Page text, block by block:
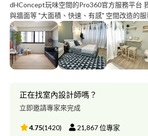
dHConcept玩味空間的Pro360官方服務平台 我們致力於提供地面
與牆面等 "大面積、快速、有感" 空間改造的
商品雙北最快3小時到貨） 讓空間改造從此變得輕鬆有趣 ⬇️ 請點選
開始您的改造旅程 ⬇️
正在找室內設計師嗎？
立即邀請專家來完成
4.75(1420) 21,867位專家